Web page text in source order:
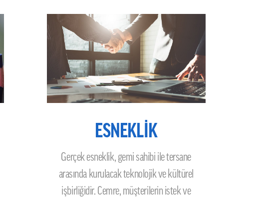
ESNEKLİK
Gerçek esneklik, gemi sahibi ile tersane
arasında kurulacak teknolojik ve kültürel
işbirliğidir. Cemre, müşterilerin istek ve